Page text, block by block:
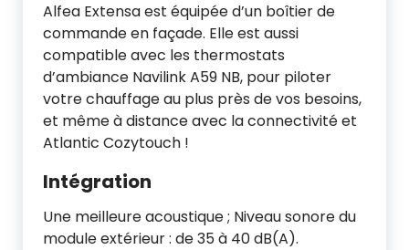
Alfea Extensa est équipée d’un boîtier de
commande en façade. Elle est aussi
compatible avec les thermostats
d’ambiance Navilink A59 NB, pour piloter
votre chauffage au plus près de vos besoins,
et même à distance avec la connectivité et
Atlantic Cozytouch !
Intégration
Une meilleure acoustique ; Niveau sonore du
module extérieur : de 35 à 40 dB(A).